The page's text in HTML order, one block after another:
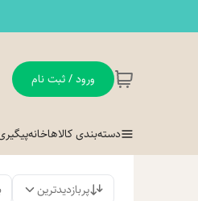
ورود / ثبت نام
دسته‌بندی کالاهاخانه
پربازدیدترین